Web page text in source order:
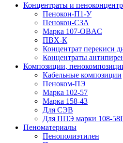
Концентраты и
Пенокон-П1-У
Пенокон-С3А
Марка 107-OBAC
ПВХ-К
Концентрат перекиси
Концентраты
Композиции,
Кабельные композиции
Пеноком-ПЭ
Марка 102-57
Марка 158-43
Для СЭВ
Для ППЭ марки 108-
Пеноматериалы
Пенополиэтилен